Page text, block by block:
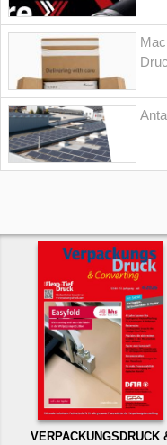
VERPACKUNGSDRUCK